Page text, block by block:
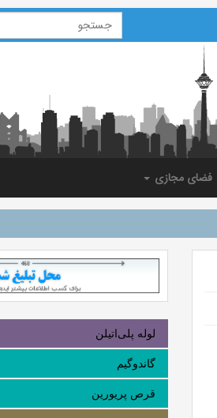
فضای مجازی
لوله‌ پلی‌اتیلن
گاندوگیم
قرص پریورین